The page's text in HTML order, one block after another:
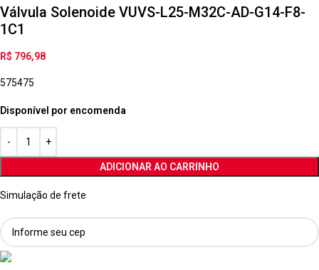
Válvula Solenoide VUVS-L25-M32C-AD-G14-F8-
1C1
R$ 796,98
575475
Disponível por encomenda
ADICIONAR AO CARRINHO
Simulação de frete